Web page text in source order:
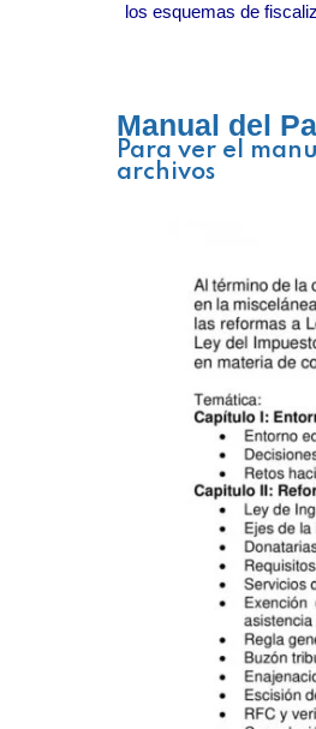
los esquemas de
Manual del
Para ver el
archivos